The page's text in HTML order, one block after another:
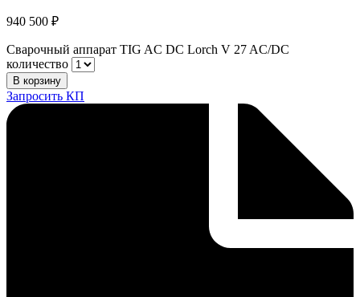
940 500 ₽
Сварочный аппарат TIG AC DC Lorch V 27 AC/DC
количество
В корзину
Запросить КП